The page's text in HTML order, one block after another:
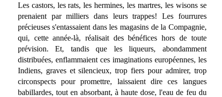
Les castors, les rats, les hermines, les martres, les wisons se
prenaient par milliers dans leurs trappes! Les fourrures
précieuses s'entassaient dans les magasins de la Compagnie,
qui, cette année-là, réalisait des bénéfices hors de toute
prévision. Et, tandis que les liqueurs, abondamment
distribuées, enflammaient ces imaginations européennes, les
Indiens, graves et silencieux, trop fiers pour admirer, trop
circonspects pour promettre, laissaient dire ces langues
babillardes, tout en absorbant, à haute dose, l'eau de feu du